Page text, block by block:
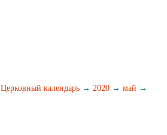
Церковный календарь → 2020 → май →